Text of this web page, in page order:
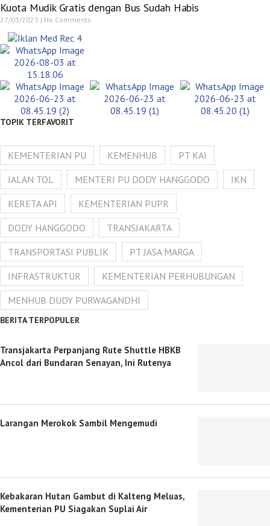
Kuota Mudik Gratis dengan Bus Sudah Habis
27/03/2023 No Comments
TOPIK TERFAVORIT
KEMENTERIAN PU KEMENHUB
PT KAI
JALAN TOL
MENTERI PU DODY HANGGODO
IKN
KERETA API
KEMENTERIAN PUPR
DODY HANGGODO
TRANSJAKARTA
TRANSPORTASI PUBLIK
PT JASA MARGA
INFRASTRUKTUR
KEMENTERIAN PERHUBUNGAN
MENHUB DUDY PURWAGANDHI
BERITA TERPOPULER
Transjakarta Perpanjang Rute Shuttle HBKB
Ancol dari Bundaran Senayan, Ini Rutenya
Larangan Merokok Sambil Mengemudi
Kebakaran Hutan Gambut di Kalteng Meluas,
Kementerian PU Siagakan Suplai Air